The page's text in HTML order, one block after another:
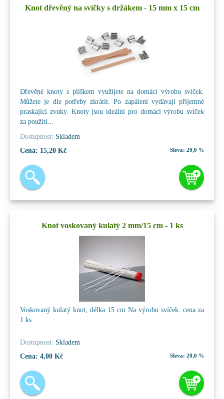
Knot dřevěný na svíčky s držákem - 15 mm x 15 cm
Dřevěné knoty s plíškem využijete na domácí výrobu svíček.
Můžete je dle potřeby zkrátit. Po zapálení vydávají příjemné
praskající zvuky. Knoty jsou ideální pro domácí výrobu svíček
za použití...
Dostupnost: Skladem
Cena: 15,20 Kč Sleva: 20,0 %
Knot voskovaný kulatý 2 mm/15 cm - 1 ks
Voskovaný kulatý knot, délka 15 cm Na výrobu svíček. cena za
1 ks
Dostupnost: Skladem
Cena: 4,00 Kč Sleva: 20,0 %